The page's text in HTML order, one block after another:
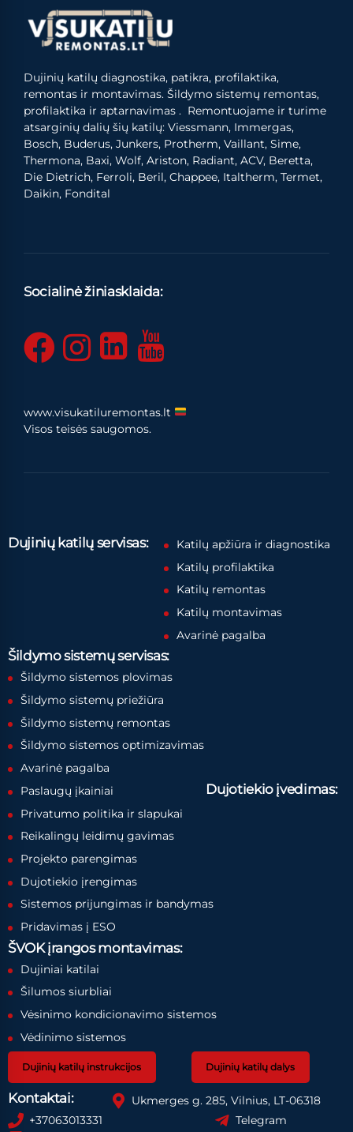
Dujinių katilų diagnostika, patikra, profilaktika,
remontas ir montavimas. Šildymo sistemų remontas,
profilaktika ir aptarnavimas . Remontuojame ir turime
atsarginių dalių šių katilų: Viessmann, Immergas,
Bosch, Buderus, Junkers, Protherm, Vaillant, Sime,
Thermona, Baxi, Wolf, Ariston, Radiant, ACV, Beretta,
Die Dietrich, Ferroli, Beril, Chappee, Italtherm, Termet,
Daikin, Fondital
Socialinė žiniasklaida:
www.visukatiluremontas.lt
Visos teisės saugomos.
Dujinių katilų servisas:
Katilų apžiūra ir diagnostika
Katilų profilaktika
Katilų remontas
Katilų montavimas
Avarinė pagalba
Šildymo sistemų servisas:
Šildymo sistemos plovimas
Šildymo sistemų priežiūra
Šildymo sistemų remontas
Šildymo sistemos optimizavimas
Avarinė pagalba
Paslaugų įkainiai
Privatumo politika ir slapukai
Dujotiekio įvedimas:
Reikalingų leidimų gavimas
Projekto parengimas
Dujotiekio įrengimas
Sistemos prijungimas ir bandymas
Pridavimas į ESO
ŠVOK įrangos montavimas:
Dujiniai katilai
Šilumos siurbliai
Vėsinimo kondicionavimo sistemos
Vėdinimo sistemos
Dujinių katilų instrukcijos Dujinių katilų dalys
Kontaktai:
Ukmerges g. 285, Vilnius, LT-06318
+37063013331
Telegram